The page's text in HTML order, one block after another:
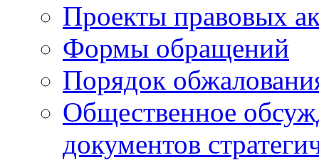
Проекты правовых
Формы обращений
Порядок
Общественное
документов